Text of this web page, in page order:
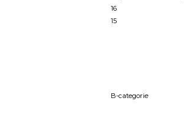
16
15
B-categorie